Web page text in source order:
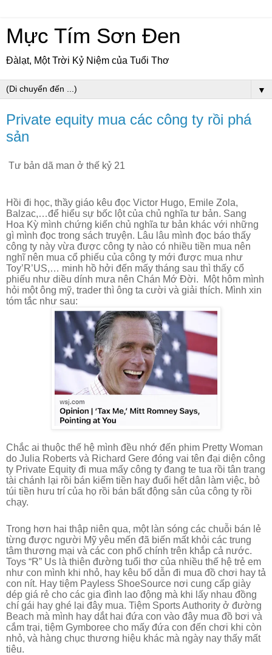
Mực Tím Sơn Đen
Đàlạt, Một Trời Kỷ Niệm của Tuổi Thơ
▼
Private equity mua các công ty rồi phá
sản
Tư bản dã man ở thế kỷ 21
Hồi đi học, thầy giáo kêu đọc Victor Hugo, Emile Zola,
Balzac,…để hiểu sự bốc lột của chủ nghĩa tư bản. Sang
Hoa Kỳ mình chứng kiến chủ nghĩa tư bản khác với những
gì mình đọc trong sách truyện. Lâu lâu mình đọc báo thấy
công ty này vừa được công ty nào có nhiều tiền mua nên
nghĩ nên mua cổ phiếu của công ty mới được mua như
Toy’R’US,… minh hồ hởi đến mấy tháng sau thì thấy cổ
phiếu như diều dính mưa nên Chán Mớ Đời.
Một hôm mình
hỏi một ông mỹ, trader thì ông ta cười và giải thích. Mình xin
tóm tắc như sau:
Chắc ai thuộc thế hệ mình đều nhớ đến phim Pretty Woman
do Julia Roberts và Richard Gere đóng vai tên đại diện công
ty Private Equity đi mua mấy công ty đang te tua rồi tân trang
tài chánh lại rồi bán kiếm tiền hay đuổi hết dân làm việc, bỏ
túi tiền hưu trí của họ rồi bán bất động sản của công ty rồi
chạy.
Trong hơn hai thập niên qua, một làn sóng các chuỗi bán lẻ
từng được người Mỹ yêu mến đã biến mất khỏi các trung
tâm thương mại và các con phố chính trên khắp cả nước.
Toys “R” Us là thiên đường tuổi thơ của nhiều thế hệ trẻ em
như con mình khi nhỏ, hay kêu bố dẫn đi mua đồ chơi hay tả
con nít. Hay tiệm Payless ShoeSource nơi cung cấp giày
dép giá rẻ cho các gia đình lao động mà khi lấy nhau đồng
chí gái hay ghé lại đây mua. Tiệm Sports Authority ở đường
Beach mà mình hay dắt hai đứa con vào đây mua đồ bơi và
cắm trại, tiệm Gymboree cho mấy đứa con đến chơi khi còn
nhỏ, và hàng chục thương hiệu khác mà ngày nay thấy mất
tiêu.